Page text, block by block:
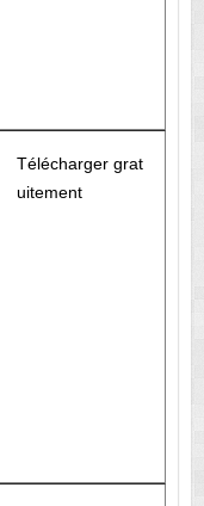
Télécharger grat
uitement